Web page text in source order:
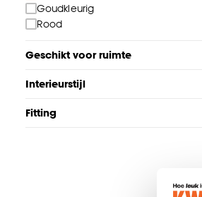
Goudkleurig
Rood
Geschikt voor ruimte
Interieurstijl
Fitting